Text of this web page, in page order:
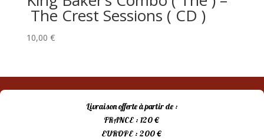
The Crest Sessions ( CD )
10,00 €
Livraison offerte à partir de :
FRANCE : 120 €
EUROPE : 200 €